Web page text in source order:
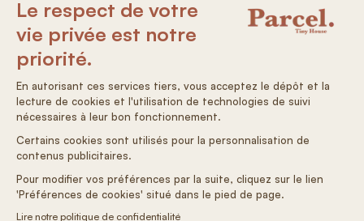
Climatisation
Arrivée autonome
On adore : la visite et soins aux animaux 🐥